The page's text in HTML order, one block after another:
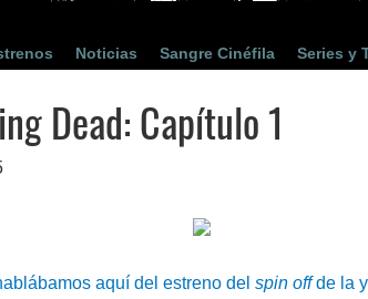
Noticias Sangre Cinéfila Series y
Dead: Capítulo 1
aquí del estreno del spin offde la